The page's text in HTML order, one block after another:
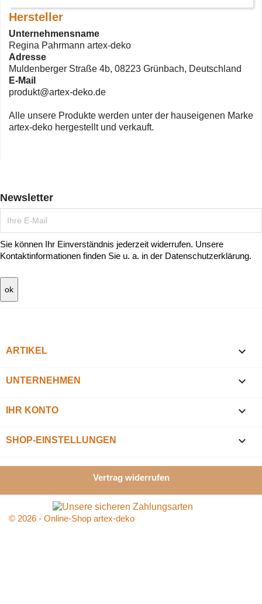
Hersteller
Unternehmensname
Regina Pahrmann artex-deko
Adresse
Muldenberger Straße 4b, 08223 Grünbach, Deutschland
E-Mail
produkt@artex-deko.de
Alle unsere Produkte werden unter der hauseigenen Marke
artex-deko hergestellt und verkauft.
Newsletter
Sie können Ihr Einverständnis jederzeit widerrufen. Unsere
Kontaktinformationen finden Sie u. a. in der Datenschutzerklärung.
ARTIKEL 
UNTERNEHMEN 
IHR KONTO 
SHOP-EINSTELLUNGEN keyboard_arrow_down
Vertrag widerrufen
© 2026 - Online-Shop artex-deko